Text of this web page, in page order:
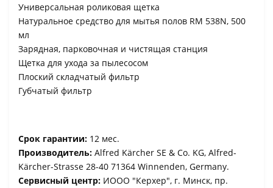
Универсальная роликовая щетка
Натуральное средство для мытья полов RM 538N, 500
мл
Зарядная, парковочная и чистящая станция
Щетка для ухода за пылесосом
Плоский складчатый фильтр
Губчатый фильтр
Срок гарантии: 12 мес.
Производитель: Alfred Kärcher SE & Co. KG, Alfred-
Kärcher-Strasse 28-40 71364 Winnenden, Germany.
Сервисный центр: ИООО "Керхер", г. Минск, пр.